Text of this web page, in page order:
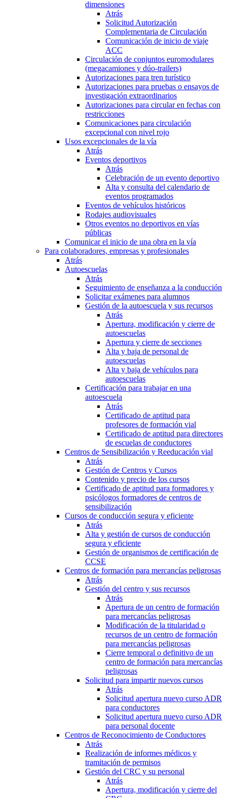
dimensiones
Atrás
Solicitud Autorización
Complementaria de Circulación
Comunicación de inicio de viaje
ACC
Circulación de conjuntos euromodulares
(megacamiones y dúo-trailers)
Autorizaciones para tren turístico
Autorizaciones para pruebas o ensayos de
investigación extraordinarios
Autorizaciones para circular en fechas con
restricciones
Comunicaciones para circulación
excepcional con nivel rojo
Usos excepcionales de la vía
Atrás
Eventos deportivos
Atrás
Celebración de un evento deportivo
Alta y consulta del calendario de
eventos programados
Eventos de vehículos históricos
Rodajes audiovisuales
Otros eventos no deportivos en vías
públicas
Comunicar el inicio de una obra en la vía
Para colaboradores, empresas y profesionales
Atrás
Autoescuelas
Atrás
Seguimiento de enseñanza a la conducción
Solicitar exámenes para alumnos
Gestión de la autoescuela y sus recursos
Atrás
Apertura, modificación y cierre de
autoescuelas
Apertura y cierre de secciones
Alta y baja de personal de
autoescuelas
Alta y baja de vehículos para
autoescuelas
Certificación para trabajar en una
autoescuela
Atrás
Certificado de aptitud para
profesores de formación vial
Certificado de aptitud para directores
de escuelas de conductores
Centros de Sensibilización y Reeducación vial
Atrás
Gestión de Centros y Cursos
Contenido y precio de los cursos
Certificado de aptitud para formadores y
psicólogos formadores de centros de
sensibilización
Cursos de conducción segura y eficiente
Atrás
Alta y gestión de cursos de conducción
segura y eficiente
Gestión de organismos de certificación de
CCSE
Centros de formación para mercancías peligrosas
Atrás
Gestión del centro y sus recursos
Atrás
Apertura de un centro de formación
para mercancías peligrosas
Modificación de la titularidad o
recursos de un centro de formación
para mercancías peligrosas
Cierre temporal o definitivo de un
centro de formación para mercancías
peligrosas
Solicitud para impartir nuevos cursos
Atrás
Solicitud apertura nuevo curso ADR
para conductores
Solicitud apertura nuevo curso ADR
para personal docente
Centros de Reconocimiento de Conductores
Atrás
Realización de informes médicos y
tramitación de permisos
Gestión del CRC y su personal
Atrás
Apertura, modificación y cierre del